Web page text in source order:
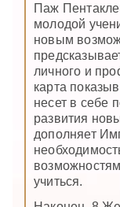
Паж
молодой
новым
личного и
карта
несет в себе
развития
дополняет
учиться.